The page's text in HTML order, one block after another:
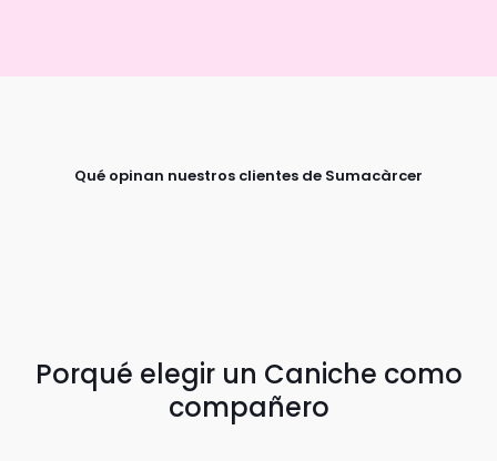
Qué opinan nuestros clientes de Sumacàrcer
Porqué elegir un Caniche como
compañero